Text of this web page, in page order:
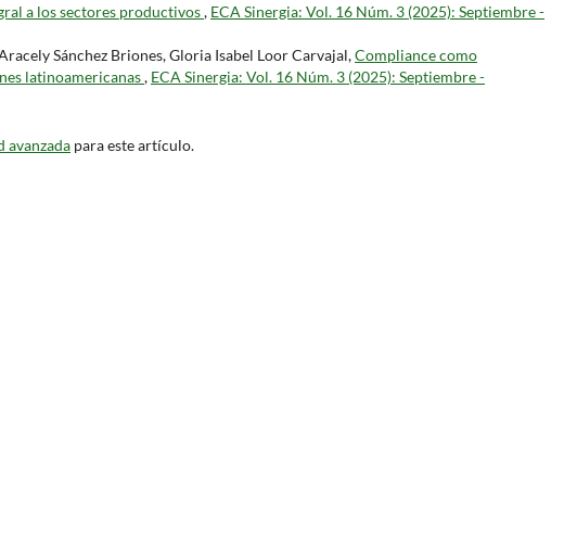
a los sectores productivos, ECA Sinergia: Vol. 16 Núm. 3 (2025): Septiembre -
Sánchez Briones, Gloria Isabel Loor Carvajal,Compliance como
latinoamericanas, ECA Sinergia: Vol. 16 Núm. 3 (2025): Septiembre -
avanzada para este artículo.